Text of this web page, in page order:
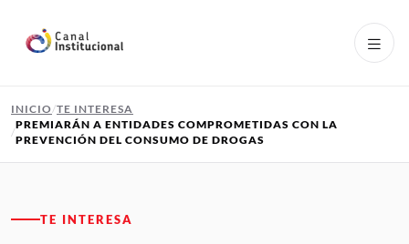
INICIO TE INTERESA
PREMIARÁN A ENTIDADES COMPROMETIDAS CON LA
PREVENCIÓN DEL CONSUMO DE DROGAS
TE INTERESA